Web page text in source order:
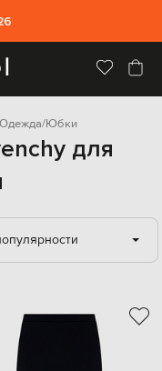
Одежда Юбки
для